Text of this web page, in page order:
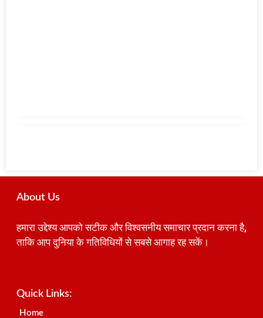
About Us
हमारा उद्देश्य आपको सटीक और विश्वसनीय समाचार प्रदान करना है,
ताकि आप दुनिया के गतिविधियों से सबसे आगाह रह सकें।
Quick Links:
Home